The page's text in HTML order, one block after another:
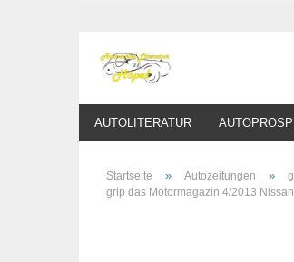
AUTOLITERATUR
Startseite » Autozeitungen »
grip das Motormagazin 4/2013